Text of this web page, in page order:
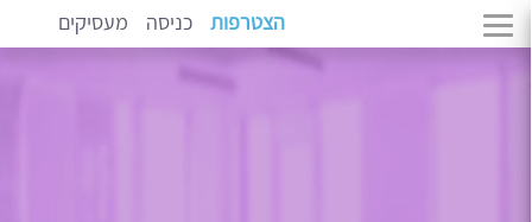
הצטרפות כניסה מעסיקים